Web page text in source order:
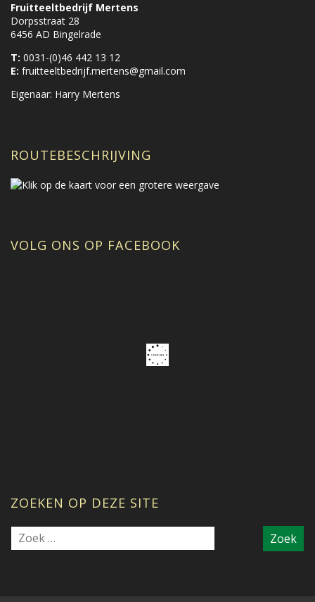
Fruitteeltbedrijf Mertens
Dorpsstraat 28
6456 AD Bingelrade
T: 0031-(0)46 442 13 12
E:fruitteeltbedrijf.mertens@gmail.com
Eigenaar: Harry Mertens
ROUTEBESCHRIJVING
VOLG ONS OP FACEBOOK
ZOEKEN OP DEZE SITE